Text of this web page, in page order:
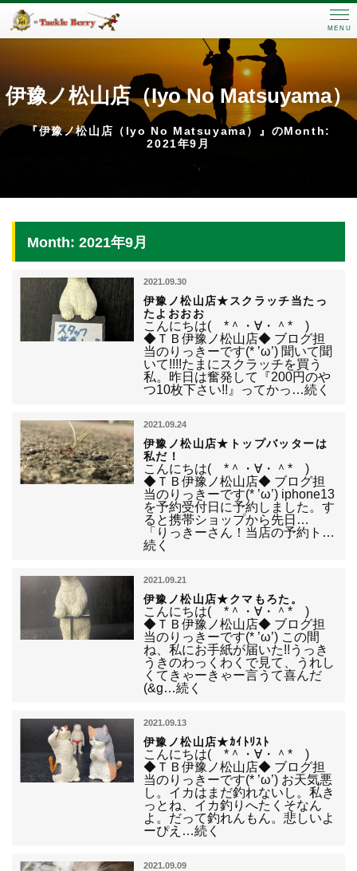
MENU
伊豫ノ松山店（Iyo No Matsuyama）
『伊豫ノ松山店（Iyo No Matsuyama）』のMonth:
2021年9月
Month: 2021年9月
2021.09.30
伊豫ノ松山店★スクラッチ当たっ
たよおおお
こんにちは( *＾・∀・＾* )
◆ＴＢ伊豫ノ松山店◆ ブログ担
当のりっきーです(* ’ω’) 聞いて聞
いて!!!!たまにスクラッチを買う
私。昨日は奮発して『200円のや
つ10枚下さい!!』ってかっ…続く
2021.09.24
伊豫ノ松山店★トップバッターは
私だ！
こんにちは( *＾・∀・＾* )
◆ＴＢ伊豫ノ松山店◆ ブログ担
当のりっきーです(* ’ω’) iphone13
を予約受付日に予約しました。す
ると携帯ショップから先日…
「りっきーさん！当店の予約ト…
続く
2021.09.21
伊豫ノ松山店★クマもろた。
こんにちは( *＾・∀・＾* )
◆ＴＢ伊豫ノ松山店◆ ブログ担
当のりっきーです(* ’ω’) この間
ね、私にお手紙が届いた!!うっき
うきのわっくわくで見て、うれし
くてきゃーきゃー言うて喜んだ
(&g…続く
2021.09.13
伊豫ノ松山店★ｶｲﾄﾘｽﾄ
こんにちは( *＾・∀・＾* )
◆ＴＢ伊豫ノ松山店◆ ブログ担
当のりっきーです(* ’ω’) お天気悪
し。イカはまだ釣れないし。私き
っとね、イカ釣りへたくそなん
よ。だって釣れんもん。悲しいよ
ーぴえ…続く
2021.09.09